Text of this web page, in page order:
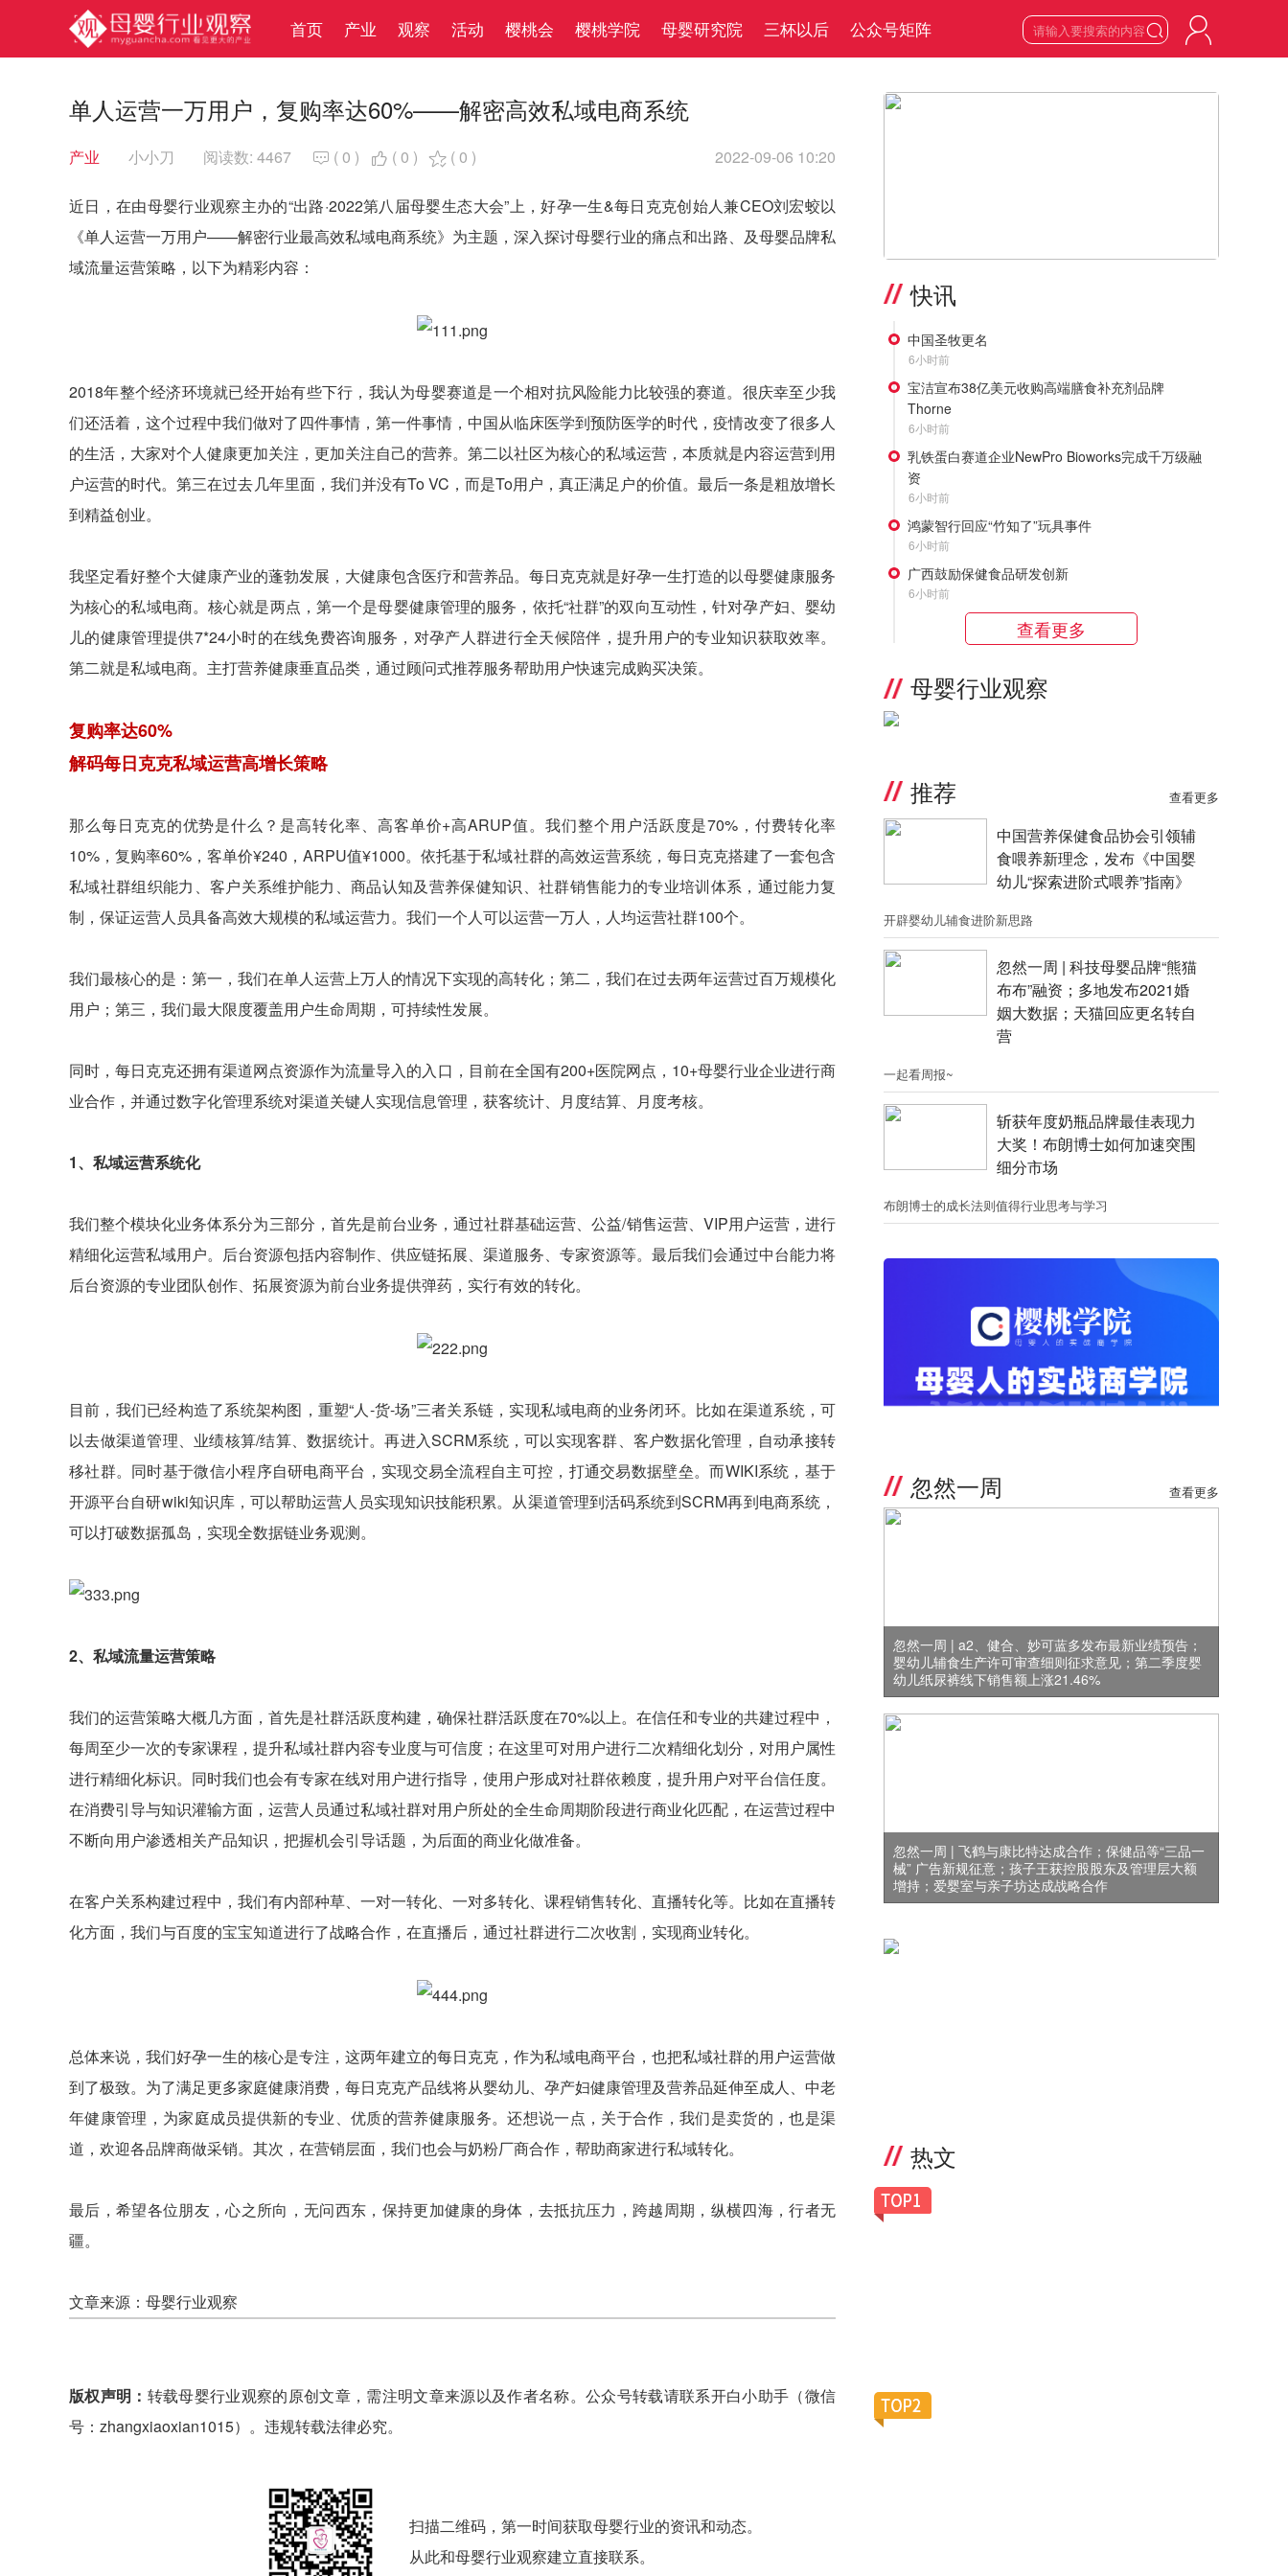
首页 产业 观察 活动 樱桃会 樱桃学院 母婴研究院 三杯以后 公众号矩阵 
快讯
中国圣牧更名
6小时前
宝洁宣布38亿美元收购高端膳食补充剂品牌
Thorne
6小时前
乳铁蛋白赛道企业NewPro Bioworks完成千万级融
资
6小时前
鸿蒙智行回应“竹知了”玩具事件
6小时前
广西鼓励保健食品研发创新
6小时前
查看更多
母婴行业观察
推荐 查看更多
中国营养保健食品协会引领辅
食喂养新理念，发布《中国婴
幼儿“探索进阶式喂养”指南》
开辟婴幼儿辅食进阶新思路
忽然一周 |​​ 科技母婴品牌“熊猫
布布”融资；​多地发布2021婚
姻大数据；天猫回应更名转自
营
一起看周报~
斩获年度奶瓶品牌最佳表现力
大奖！布朗博士如何加速突围
细分市场
布朗博士的成长法则值得行业思考与学习
忽然一周 查看更多
忽然一周 | a2、健合、妙可蓝多发布最新业绩预告；
婴幼儿辅食生产许可审查细则征求意见；第二季度婴
幼儿纸尿裤线下销售额上涨21.46%
忽然一周 | 飞鹤与康比特达成合作；保健品等“三品一
械” 广告新规征意；孩子王获控股股东及管理层大额
增持；爱婴室与亲子坊达成战略合作
热文
单人运营一万用户，复购率达60%——解密高效私域电商系统
产业 小小刀 阅读数: 4467  (0 )  (0 )  (0 ) 2022-09-06 10:20
近日，在由母婴行业观察主办的“出路·2022第八届母婴生态大会”上，好孕一生&每日克克创始人兼CEO刘宏蛟以
《单人运营一万用户——解密行业最高效私域电商系统》为主题，深入探讨母婴行业的痛点和出路、及母婴品牌私
域流量运营策略，以下为精彩内容：
2018年整个经济环境就已经开始有些下行，我认为母婴赛道是一个相对抗风险能力比较强的赛道。很庆幸至少我
们还活着，这个过程中我们做对了四件事情，第一件事情，中国从临床医学到预防医学的时代，疫情改变了很多人
的生活，大家对个人健康更加关注，更加关注自己的营养。第二以社区为核心的私域运营，本质就是内容运营到用
户运营的时代。第三在过去几年里面，我们并没有To VC，而是To用户，真正满足户的价值。最后一条是粗放增长
到精益创业。
我坚定看好整个大健康产业的蓬勃发展，大健康包含医疗和营养品。每日克克就是好孕一生打造的以母婴健康服务
为核心的私域电商。核心就是两点，第一个是母婴健康管理的服务，依托“社群”的双向互动性，针对孕产妇、婴幼
儿的健康管理提供7*24小时的在线免费咨询服务，对孕产人群进行全天候陪伴，提升用户的专业知识获取效率。
第二就是私域电商。主打营养健康垂直品类，通过顾问式推荐服务帮助用户快速完成购买决策。
复购率达60%
解码每日克克私域运营高增长策略
那么每日克克的优势是什么？是高转化率、高客单价+高ARUP值。我们整个用户活跃度是70%，付费转化率
10%，复购率60%，客单价¥240，ARPU值¥1000。依托基于私域社群的高效运营系统，每日克克搭建了一套包含
私域社群组织能力、客户关系维护能力、商品认知及营养保健知识、社群销售能力的专业培训体系，通过能力复
制，保证运营人员具备高效大规模的私域运营力。我们一个人可以运营一万人，人均运营社群100个。
我们最核心的是：第一，我们在单人运营上万人的情况下实现的高转化；第二，我们在过去两年运营过百万规模化
用户；第三，我们最大限度覆盖用户生命周期，可持续性发展。
同时，每日克克还拥有渠道网点资源作为流量导入的入口，目前在全国有200+医院网点，10+母婴行业企业进行商
业合作，并通过数字化管理系统对渠道关键人实现信息管理，获客统计、月度结算、月度考核。
1、私域运营系统化
我们整个模块化业务体系分为三部分，首先是前台业务，通过社群基础运营、公益/销售运营、VIP用户运营，进行
精细化运营私域用户。后台资源包括内容制作、供应链拓展、渠道服务、专家资源等。最后我们会通过中台能力将
后台资源的专业团队创作、拓展资源为前台业务提供弹药，实行有效的转化。
目前，我们已经构造了系统架构图，重塑“人-货-场”三者关系链，实现私域电商的业务闭环。比如在渠道系统，可
以去做渠道管理、业绩核算/结算、数据统计。再进入SCRM系统，可以实现客群、客户数据化管理，自动承接转
移社群。同时基于微信小程序自研电商平台，实现交易全流程自主可控，打通交易数据壁垒。而WIKI系统，基于
开源平台自研wiki知识库，可以帮助运营人员实现知识技能积累。从渠道管理到活码系统到SCRM再到电商系统，
可以打破数据孤岛，实现全数据链业务观测。
2、私域流量运营策略
我们的运营策略大概几方面，首先是社群活跃度构建，确保社群活跃度在70%以上。在信任和专业的共建过程中，
每周至少一次的专家课程，提升私域社群内容专业度与可信度；在这里可对用户进行二次精细化划分，对用户属性
进行精细化标识。同时我们也会有专家在线对用户进行指导，使用户形成对社群依赖度，提升用户对平台信任度。
在消费引导与知识灌输方面，运营人员通过私域社群对用户所处的全生命周期阶段进行商业化匹配，在运营过程中
不断向用户渗透相关产品知识，把握机会引导话题，为后面的商业化做准备。
在客户关系构建过程中，我们有内部种草、一对一转化、一对多转化、课程销售转化、直播转化等。比如在直播转
化方面，我们与百度的宝宝知道进行了战略合作，在直播后，通过社群进行二次收割，实现商业转化。
总体来说，我们好孕一生的核心是专注，这两年建立的每日克克，作为私域电商平台，也把私域社群的用户运营做
到了极致。为了满足更多家庭健康消费，每日克克产品线将从婴幼儿、孕产妇健康管理及营养品延伸至成人、中老
年健康管理，为家庭成员提供新的专业、优质的营养健康服务。还想说一点，关于合作，我们是卖货的，也是渠
道，欢迎各品牌商做采销。其次，在营销层面，我们也会与奶粉厂商合作，帮助商家进行私域转化。
最后，希望各位朋友，心之所向，无问西东，保持更加健康的身体，去抵抗压力，跨越周期，纵横四海，行者无
疆。
文章来源：母婴行业观察
版权声明： 转载母婴行业观察的原创文章，需注明文章来源以及作者名称。公众号转载请联系开白小助手（微信
号：zhangxiaoxian1015）。违规转载法律必究。
扫描二维码，第一时间获取母婴行业的资讯和动态。
从此和母婴行业观察建立直接联系。